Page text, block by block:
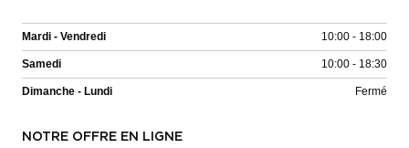
Mardi - Vendredi 10:00 - 18:00
Samedi 10:00 - 18:30
Dimanche - Lundi Fermé
NOTRE OFFRE EN LIGNE